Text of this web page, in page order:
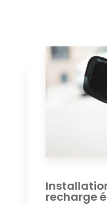
recharge